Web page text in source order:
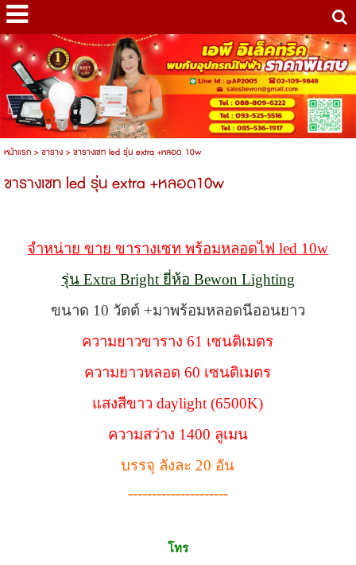
หน้าแรก> ขาราง> ขารางเซท led รุ่น extra +หลอด 10w
ขารางเซท led รุ่น extra +หลอด10w
จำหน่าย ขาย ขารางเซท พร้อมหลอดไฟ led 10w
รุ่น Extra Bright ยี่ห้อ Bewon Lighting
ขนาด 10 วัตต์ +มาพร้อมหลอดนีออนยาว
ความยาวขาราง 61 เซนติเมตร
ความยาวหลอด 60 เซนติเมตร
แสงสีขาว daylight (6500K)
ความสว่าง 1400 ลูเมน
บรรจุ ลังละ 20 อัน
---------------------
โทร